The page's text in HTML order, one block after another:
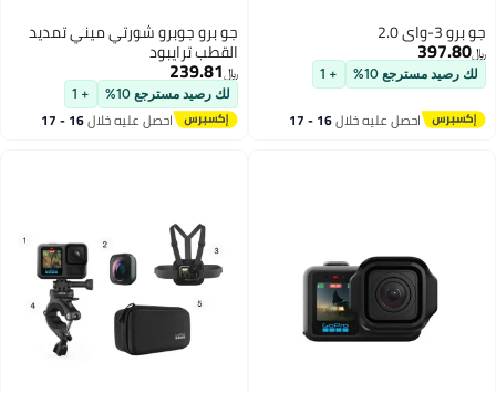
جو برو 3-واي 2.0
﷼‏397.80
لك رصيد مسترجع 10% + 1
احصل عليه خلال 16 - 17
جو برو جوبرو شورتي ميني تمديد
القطب ترايبود
﷼‏239.81
لك رصيد مسترجع 10% + 1
احصل عليه خلال 16 - 17